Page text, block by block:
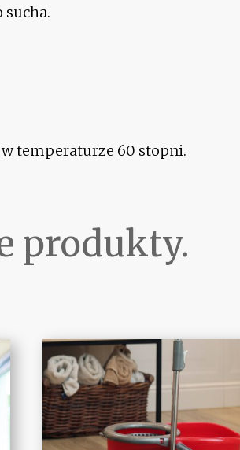
sucha.
temperaturze 60 stopni.
produkty.